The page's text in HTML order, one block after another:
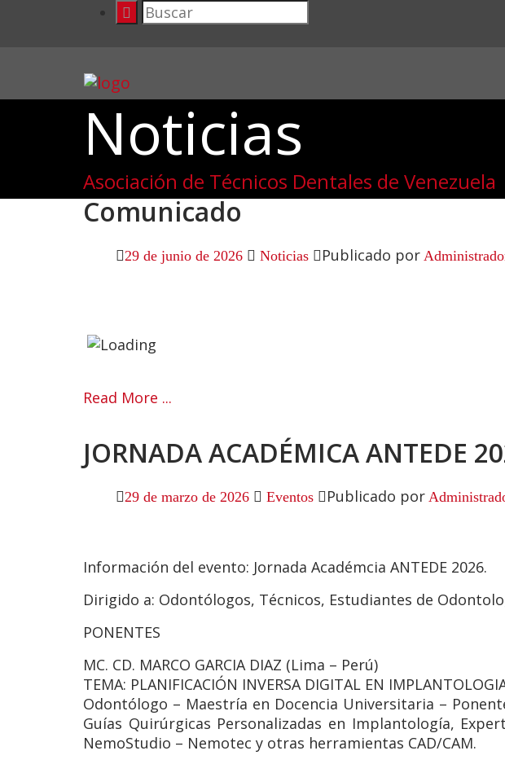
Noticias
Asociación de Técnicos Dentales de Venezuela
Comunicado
29 de junio de 2026 Noticias Publicado por
Read More ...
JORNADA ACADÉMICA ANTEDE
29 de marzo de 2026 Eventos Publicado por
Información del evento: Jornada Académcia ANTEDE 2026.
Dirigido a: Odontólogos, Técnicos, Estudiantes de
PONENTES
MC. CD. MARCO GARCIA DIAZ (Lima – Perú)
TEMA: PLANIFICACIÓN INVERSA DIGITAL EN
Odontólogo – Maestría en Docencia Universitaria –
Guías Quirúrgicas Personalizadas en Implantología,
NemoStudio – Nemotec y otras herramientas CAD/CAM.